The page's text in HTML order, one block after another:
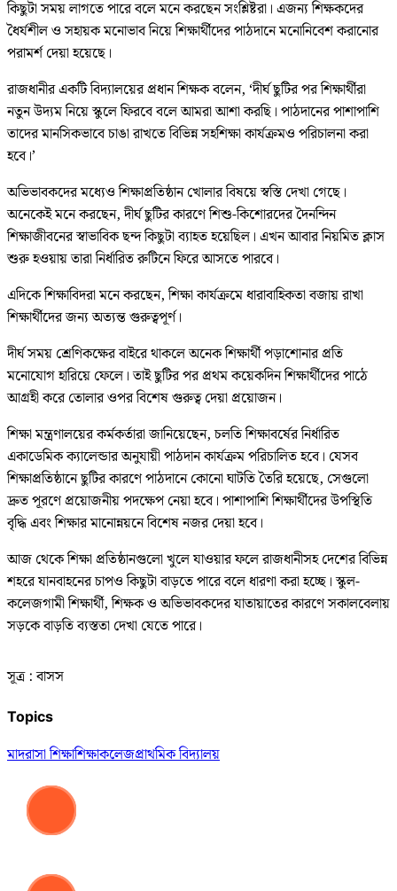
কিছুটা সময় লাগতে পারে বলে মনে করছেন সংশ্লিষ্টরা। এজন্য শিক্ষকদের
ধৈর্যশীল ও সহায়ক মনোভাব নিয়ে শিক্ষার্থীদের পাঠদানে মনোনিবেশ করানোর
পরামর্শ দেয়া হয়েছে।
রাজধানীর একটি বিদ্যালয়ের প্রধান শিক্ষক বলেন, ‘দীর্ঘ ছুটির পর শিক্ষার্থীরা
নতুন উদ্যম নিয়ে স্কুলে ফিরবে বলে আমরা আশা করছি। পাঠদানের পাশাপাশি
তাদের মানসিকভাবে চাঙা রাখতে বিভিন্ন সহশিক্ষা কার্যক্রমও পরিচালনা করা
হবে।’
অভিভাবকদের মধ্যেও শিক্ষাপ্রতিষ্ঠান খোলার বিষয়ে স্বস্তি দেখা গেছে।
অনেকেই মনে করছেন, দীর্ঘ ছুটির কারণে শিশু-কিশোরদের দৈনন্দিন
শিক্ষাজীবনের স্বাভাবিক ছন্দ কিছুটা ব্যাহত হয়েছিল। এখন আবার নিয়মিত ক্লাস
শুরু হওয়ায় তারা নির্ধারিত রুটিনে ফিরে আসতে পারবে।
এদিকে শিক্ষাবিদরা মনে করছেন, শিক্ষা কার্যক্রমে ধারাবাহিকতা বজায় রাখা
শিক্ষার্থীদের জন্য অত্যন্ত গুরুত্বপূর্ণ।
দীর্ঘ সময় শ্রেণিকক্ষের বাইরে থাকলে অনেক শিক্ষার্থী পড়াশোনার প্রতি
মনোযোগ হারিয়ে ফেলে। তাই ছুটির পর প্রথম কয়েকদিন শিক্ষার্থীদের পাঠে
আগ্রহী করে তোলার ওপর বিশেষ গুরুত্ব দেয়া প্রয়োজন।
শিক্ষা মন্ত্রণালয়ের কর্মকর্তারা জানিয়েছেন, চলতি শিক্ষাবর্ষের নির্ধারিত
একাডেমিক ক্যালেন্ডার অনুযায়ী পাঠদান কার্যক্রম পরিচালিত হবে। যেসব
শিক্ষাপ্রতিষ্ঠানে ছুটির কারণে পাঠদানে কোনো ঘাটতি তৈরি হয়েছে, সেগুলো
দ্রুত পূরণে প্রয়োজনীয় পদক্ষেপ নেয়া হবে। পাশাপাশি শিক্ষার্থীদের উপস্থিতি
বৃদ্ধি এবং শিক্ষার মানোন্নয়নে বিশেষ নজর দেয়া হবে।
আজ থেকে শিক্ষা প্রতিষ্ঠানগুলো খুলে যাওয়ার ফলে রাজধানীসহ দেশের বিভিন্ন
শহরে যানবাহনের চাপও কিছুটা বাড়তে পারে বলে ধারণা করা হচ্ছে। স্কুল-
কলেজগামী শিক্ষার্থী, শিক্ষক ও অভিভাবকদের যাতায়াতের কারণে সকালবেলায়
সড়কে বাড়তি ব্যস্ততা দেখা যেতে পারে।
সূত্র : বাসস
Topics
মাদরাসা শিক্ষাশিক্ষাকলেজপ্রাথমিক বিদ্যালয়